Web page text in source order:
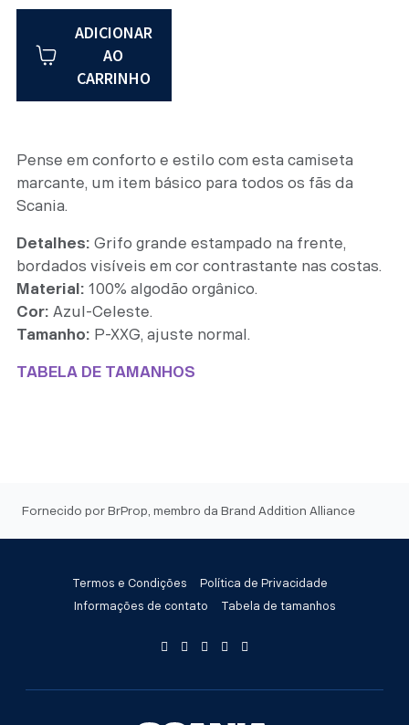
Pense em conforto e estilo com esta camiseta
marcante, um item básico para todos os fãs da
Scania.
Detalhes: Grifo grande estampado na frente,
bordados visíveis em cor contrastante nas costas.
Material: 100% algodão orgânico.
Cor: Azul-Celeste.
Tamanho: P-XXG, ajuste normal.
TABELA DE TAMANHOS
ADICIONAR
AO
CARRINHO
Fornecido por BrProp, membro da Brand Addition Alliance
Termos e Condições
Política de Privacidade
Informações de contato
Tabela de tamanhos